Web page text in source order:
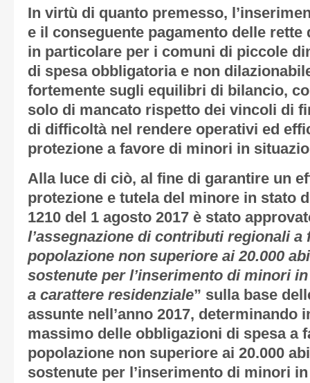
In virtù di quanto premesso,
e il conseguente pagamento delle
in particolare per i comuni di piccole
di spesa obbligatoria e non
fortemente sugli equilibri di bilancio,
solo di mancato rispetto dei vincoli di
di difficoltà nel rendere operativi ed
protezione a favore di minori in
Alla luce di ciò, al fine di garantire un
protezione e tutela del minore in stato
1210 del 1 agosto 2017 è stato
l’assegnazione di contributi regionali
popolazione non superiore ai 20.000
sostenute per l’inserimento di minori
a carattere residenziale” sulla base
assunte nell’anno 2017, determinando
massimo delle obbligazioni di spesa a
popolazione non superiore ai 20.000
sostenute per l’inserimento di minori